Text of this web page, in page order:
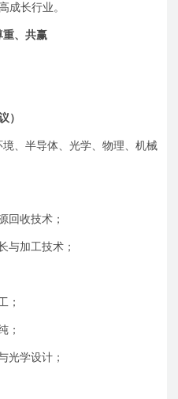
成长行业。
重、共赢
）
、半导体、光学、物理、机械
回收技术；
与加工技术；
；
；
光学设计；